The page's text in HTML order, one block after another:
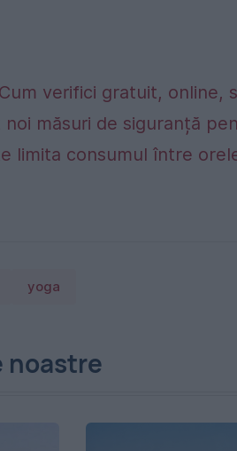
verifici gratuit,
măsuri de siguranță
limita consumul între
yoga
noastre